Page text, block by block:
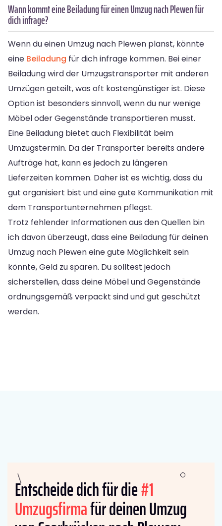
Wann kommt eine Beiladung für einen Umzug nach Plewen für
dich infrage?
Wenn du einen Umzug nach Plewen planst, könnte
eine Beiladung für dich infrage kommen. Bei einer
Beiladung wird der Umzugstransporter mit anderen
Umzügen geteilt, was oft kostengünstiger ist. Diese
Option ist besonders sinnvoll, wenn du nur wenige
Möbel oder Gegenstände transportieren musst.
Eine Beiladung bietet auch Flexibilität beim
Umzugstermin. Da der Transporter bereits andere
Aufträge hat, kann es jedoch zu längeren
Lieferzeiten kommen. Daher ist es wichtig, dass du
gut organisiert bist und eine gute Kommunikation mit
dem Transportunternehmen pflegst.
Trotz fehlender Informationen aus den Quellen bin
ich davon überzeugt, dass eine Beiladung für deinen
Umzug nach Plewen eine gute Möglichkeit sein
könnte, Geld zu sparen. Du solltest jedoch
sicherstellen, dass deine Möbel und Gegenstände
ordnungsgemäß verpackt sind und gut geschützt
werden.
Entscheide dich für die#1
Umzugsfirmafür deinen Umzug